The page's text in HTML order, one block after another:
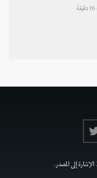
إلى المصدر.